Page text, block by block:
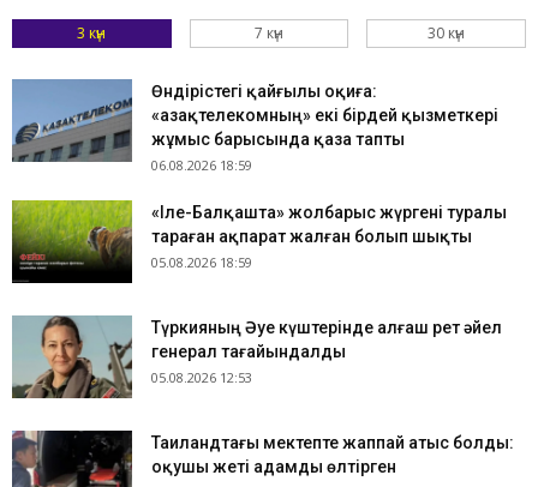
3 күн 7 күн 30 күн
Өндірістегі қайғылы оқиға:
«Қазақтелекомның» екі бірдей қызметкері
жұмыс барысында қаза тапты
06.08.2026 18:59
«Іле-Балқашта» жолбарыс жүргені туралы
тараған ақпарат жалған болып шықты
05.08.2026 18:59
Түркияның Әуе күштерінде алғаш рет әйел
генерал тағайындалды
05.08.2026 12:53
Таиландтағы мектепте жаппай атыс болды:
оқушы жеті адамды өлтірген